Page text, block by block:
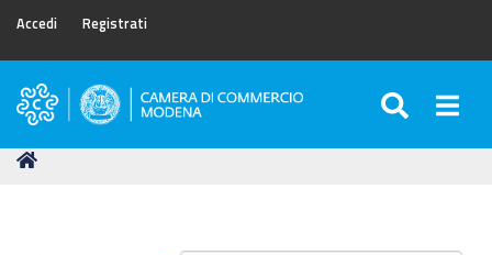
Accedi Registrati
Camera
Commercio
Tu